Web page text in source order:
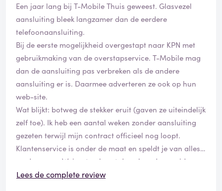
Een jaar lang bij T-Mobile Thuis geweest. Glasvezel
aansluiting bleek langzamer dan de eerdere
telefoonaansluiting.
Bij de eerste mogelijkheid overgestapt naar KPN met
gebruikmaking van de overstapservice. T-Mobile mag
dan de aansluiting pas verbreken als de andere
aansluiting er is. Daarmee adverteren ze ook op hun
web-site.
Wat blijkt: botweg de stekker eruit (gaven ze uiteindelijk
zelf toe). Ik heb een aantal weken zonder aansluiting
gezeten terwijl mijn contract officieel nog loopt.
Klantenservice is onder de maat en speldt je van alles
op de mouw. Weigert ook met de volgende provider
samen te werken. KPN bood gelukkig een tijdelijke
Lees de complete review